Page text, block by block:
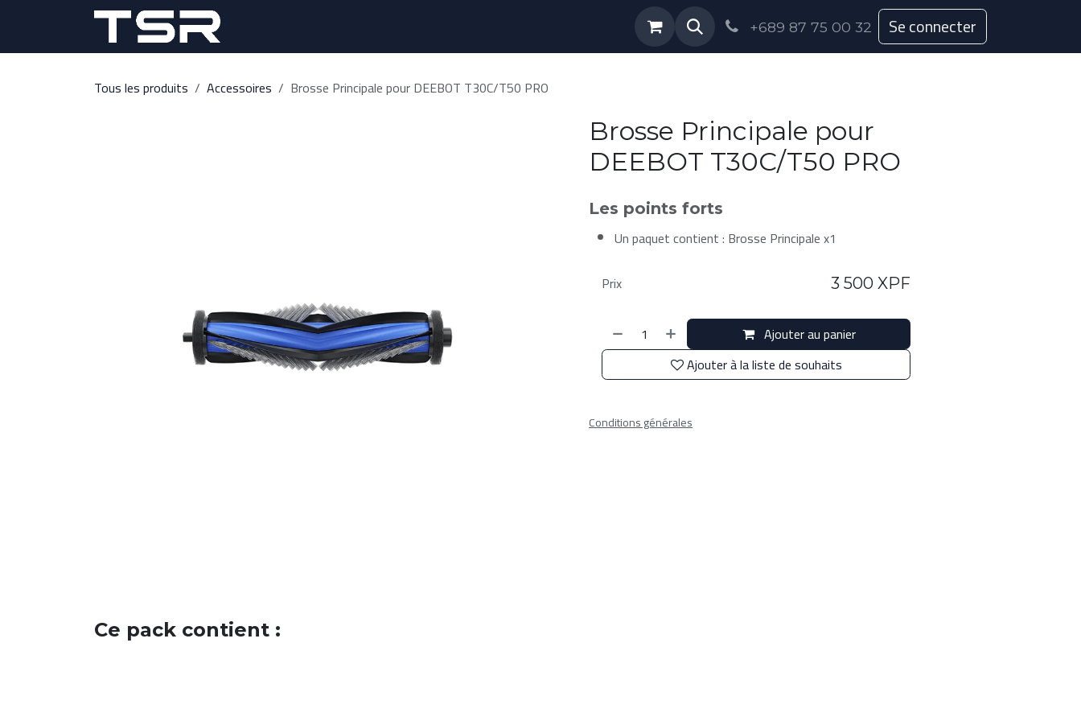
Se rendre au contenu
Promo +689 87 75 00 32 Se connecter
Tous les produits Accessoires Brosse Principale pour DEEBOT T30C/T50 PRO
Brosse Principale pour
DEEBOT T30C/T50 PRO
Les points forts
Un paquet contient : Brosse Principale x1
Ajouter au panier
Ajouter à la liste de souhaits
Prix 3 500 XPF
Conditions générales
Ce pack contient :